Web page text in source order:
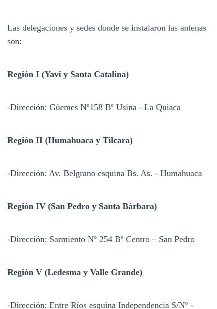
Las delegaciones y sedes donde se instalaron las antenas
son:
Región I (Yavi y Santa Catalina)
-Dirección: Güemes Nº158 Bº Usina - La Quiaca
Región II (Humahuaca y Tilcara)
-Dirección: Av. Belgrano esquina Bs. As. - Humahuaca
Región IV (San Pedro y Santa Bárbara)
-Dirección: Sarmiento Nº 254 Bº Centro – San Pedro
Región V (Ledesma y Valle Grande)
-Dirección: Entre Ríos esquina Independencia S/Nº -